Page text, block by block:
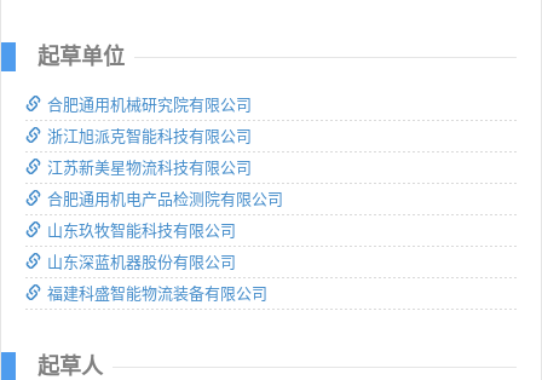
起草单位
合肥通用机械研究院有限公司
浙江旭派克智能科技有限公司
江苏新美星物流科技有限公司
合肥通用机电产品检测院有限公司
山东玖牧智能科技有限公司
山东深蓝机器股份有限公司
福建科盛智能物流装备有限公司
起草人